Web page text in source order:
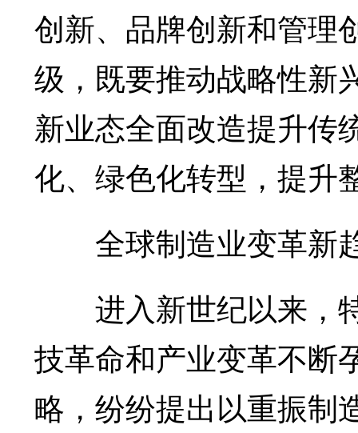
创新、品牌创新和管理
级，既要推动战略性新
新业态全面改造提升传
化、绿色化转型，提升
全球制造业变革新
进入新世纪以来，
技革命和产业变革不断
略，纷纷提出以重振制